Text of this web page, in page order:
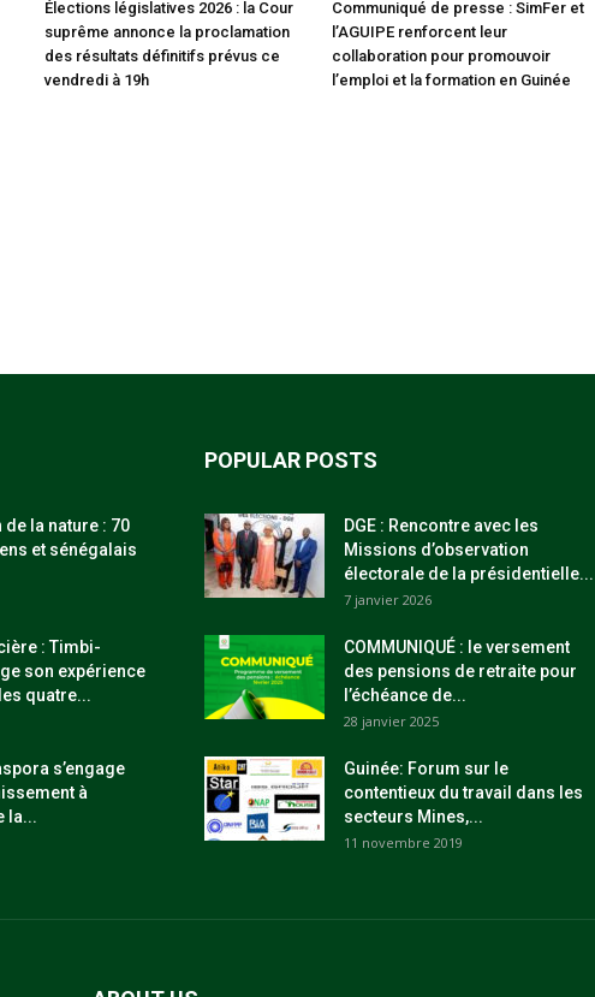
Élections législatives 2026 : la Cour
suprême annonce la proclamation
des résultats définitifs prévus ce
vendredi à 19h
Communiqué de presse : SimFer et
l’AGUIPE renforcent leur
collaboration pour promouvoir
l’emploi et la formation en Guinée
la nature : 70
et sénégalais
: Timbi-
son expérience
quatre...
s’engage
à
la...
POPULAR POSTS
DGE : Rencontre avec les
Missions d’observation
électorale de la présidentielle...
7 janvier 2026
COMMUNIQUÉ : le versement
des pensions de retraite pour
l’échéance de...
28 janvier 2025
Guinée: Forum sur le
contentieux du travail dans les
secteurs Mines,...
11 novembre 2019